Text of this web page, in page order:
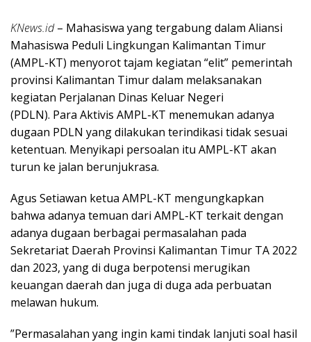
KNews.id– Mahasiswa yang tergabung dalam Aliansi
Mahasiswa Peduli Lingkungan Kalimantan Timur
(AMPL-KT) menyorot tajam kegiatan “elit” pemerintah
provinsi Kalimantan Timur dalam melaksanakan
kegiatan Perjalanan Dinas Keluar Negeri
(PDLN). Para Aktivis AMPL-KT menemukan adanya
dugaan PDLN yang dilakukan terindikasi tidak sesuai
ketentuan. Menyikapi persoalan itu AMPL-KT akan
turun ke jalan berunjukrasa.
Agus Setiawan ketua AMPL-KT mengungkapkan
bahwa adanya temuan dari AMPL-KT terkait dengan
adanya dugaan berbagai permasalahan pada
Sekretariat Daerah Provinsi Kalimantan Timur TA 2022
dan 2023, yang di duga berpotensi merugikan
keuangan daerah dan juga di duga ada perbuatan
melawan hukum.
”Permasalahan yang ingin kami tindak lanjuti soal hasil